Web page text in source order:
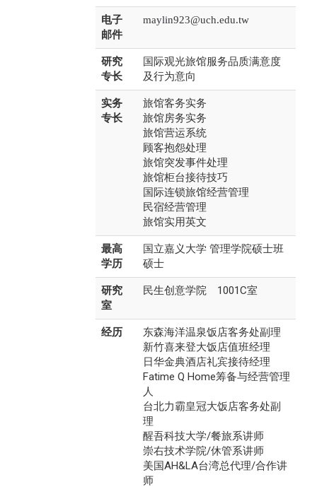
电子
邮件
maylin923@uch.edu.tw
研究
专长
国际观光旅馆服务品质满意度
及行为意向
实务
专长
旅馆客务实务
旅馆房务实务
旅馆营运系统
顾客抱怨处理
旅馆突发事件处理
旅馆柜台接待技巧
国际连锁旅馆经营管理
民宿经营管理
旅馆实用英文
最高
学历
国立嘉义大学 管理学院硕士班
硕士
研究
室
民生创意学院 1001C室
经历
东森海洋温泉饭店客务处副理
新竹喜来登大饭店值班经理
日华金典酒店礼宾接待经理
Fatime Q Home筹备与经营管理
人
台北力霸皇冠大饭店客务处副
理
醒吾科技大学/餐旅系讲师
崇右技术学院/休管系讲师
美国AH&LA台湾总代理/合作讲
师